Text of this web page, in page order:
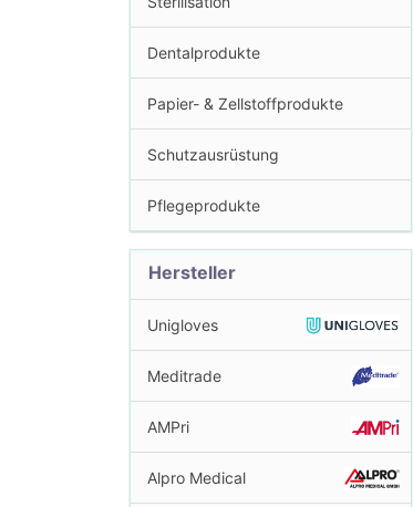
Dentalprodukte
Papier- & Zellstoffprodukte
Schutzausrüstung
Pflegeprodukte
Hersteller
Unigloves
Meditrade
AMPri
Alpro Medical